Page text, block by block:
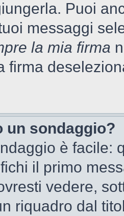
Puoi
messaggi
la mia firma
firma
un sondaggio?
è facile:
il primo
vedere,
riquadro dal